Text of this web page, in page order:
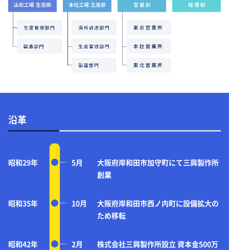
沿革
昭和29年 5月
大阪府岸和田市加守町にて三興製作所
創業
昭和35年 10月
大阪府岸和田市西ノ内町に設備拡大の
ため移転
昭和42年 2月
株式会社三興製作所設立 資本金500万